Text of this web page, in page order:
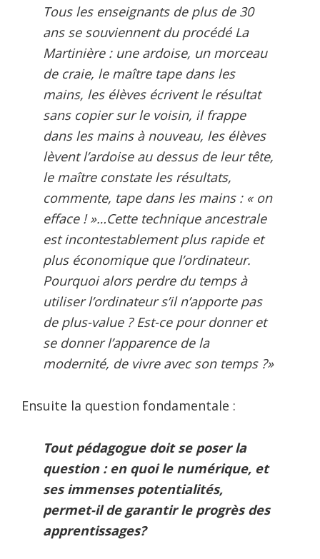
Tous les enseignants de plus de 30
ans se souviennent du procédé La
Martinière : une ardoise, un morceau
de craie, le maître tape dans les
mains, les élèves écrivent le résultat
sans copier sur le voisin, il frappe
dans les mains à nouveau, les élèves
lèvent l’ardoise au dessus de leur tête,
le maître constate les résultats,
commente, tape dans les mains : « on
efface ! »…Cette technique ancestrale
est incontestablement plus rapide et
plus économique que l’ordinateur.
Pourquoi alors perdre du temps à
utiliser l’ordinateur s’il n’apporte pas
de plus-value ? Est-ce pour donner et
se donner l’apparence de la
modernité, de vivre avec son temps ?»
Ensuite la question fondamentale :
Tout pédagogue doit se poser la
question : en quoi le numérique, et
ses immenses potentialités,
permet-il de garantir le progrès des
apprentissages?